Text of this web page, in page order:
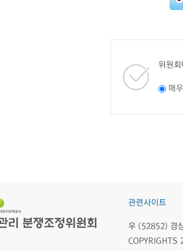
위원
매
관련사이트
우 (52852) 경
COPYRIGHTS